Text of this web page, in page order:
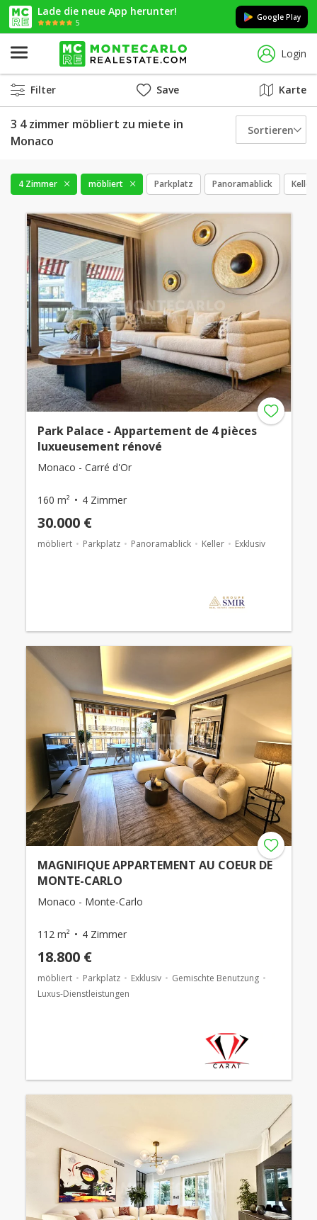
Lade die neue App herunter!
5
Google Play
Login
Filter Save Karte
3 4 zimmer möbliert zu miete in
Monaco
Sortieren
4 Zimmer möbliert Parkplatz Panoramablick Keller
Park Palace - Appartement de 4 pièces
luxueusement rénové
Monaco - Carré d'Or
160 m² 4 Zimmer
30.000 €
möbliert Parkplatz Panoramablick Keller Exklusiv
MAGNIFIQUE APPARTEMENT AU COEUR DE
MONTE-CARLO
Monaco - Monte-Carlo
112 m² 4 Zimmer
18.800 €
möbliert Parkplatz Exklusiv
Gemischte Benutzung
Luxus-Dienstleistungen